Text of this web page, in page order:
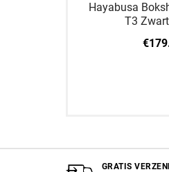
Hayabusa
T3
GRATIS